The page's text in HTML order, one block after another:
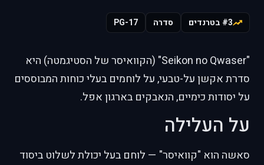
#3 בטרנדים סדרה PG-17
"Seikon no Qwaser" (הקוואיסר של הסטיגמטה) היא
סדרת אקשן על-טבעי, על לוחמים בעלי כוחות המבוססים
על יסודות כימיים, הנאבקים בארגון אפל.
על העלילה
סאשה הוא "קוואיסר" — לוחם בעל יכולת לשלוט ביסוד